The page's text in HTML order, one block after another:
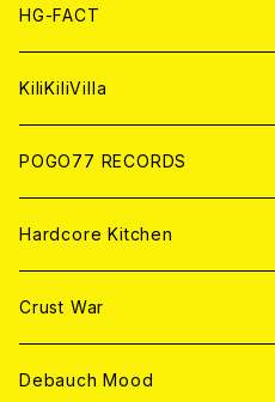
ANALOG
ANALOG
CD
ANALOG
HG-FACT
KiliKiliVilla
POGO77 RECORDS
Hardcore Kitchen
Crust War
Debauch Mood